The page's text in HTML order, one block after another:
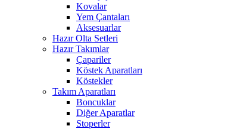
Kovalar
Yem Çantaları
Aksesuarlar
Hazır Olta Setleri
Hazır Takımlar
Çapariler
Köstek Aparatları
Köstekler
Takım Aparatları
Boncuklar
Diğer Aparatlar
Stoperler